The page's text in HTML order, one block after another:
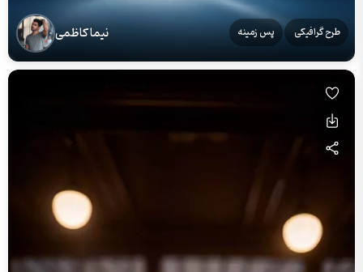
طرح گرافیکی پس زمینه نیما کاظمی